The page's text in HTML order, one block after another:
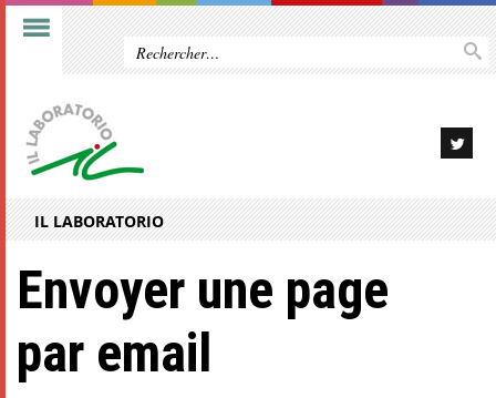
IL LABORATORIO
Envoyer une page
par email